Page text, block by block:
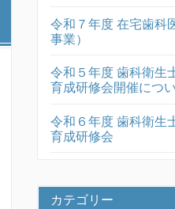
令和７年度 在宅歯科
事業）
令和５年度 歯科衛生
育成研修会開催につ
令和６年度 歯科衛生
育成研修会
カテゴリー